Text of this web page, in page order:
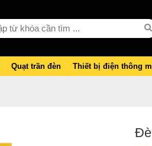
Quạt trần đèn Thiết bị điện thông